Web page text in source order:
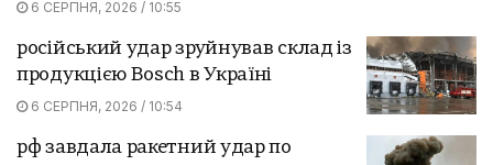
6 СЕРПНЯ, 2026 / 10:55
російський удар зруйнував склад із
продукцією Bosch в Україні
6 СЕРПНЯ, 2026 / 10:54
рф завдала ракетний удар по